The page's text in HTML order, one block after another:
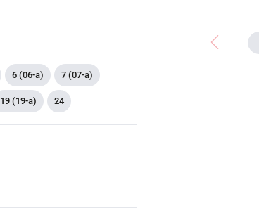
6 (06-a) 7 (07-a)
19 (19-a) 24